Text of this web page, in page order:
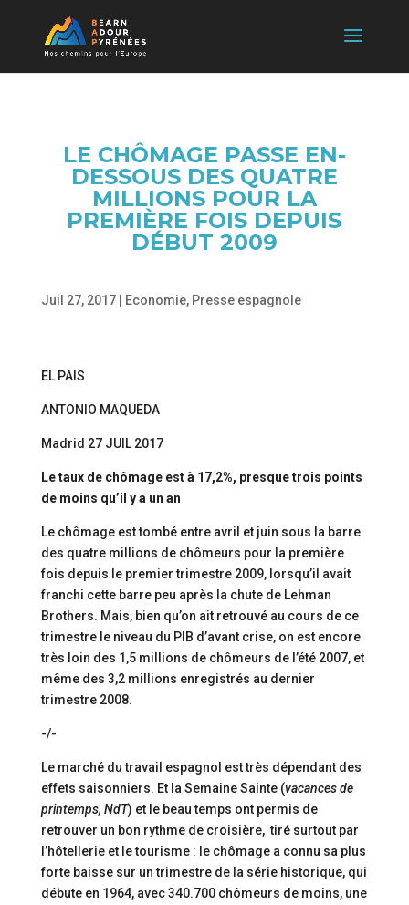
LE CHÔMAGE PASSE EN-
DESSOUS DES QUATRE
MILLIONS POUR LA
PREMIÈRE FOIS DEPUIS
DÉBUT 2009
Juil 27, 2017| Economie, Presse espagnole
EL PAIS
ANTONIO MAQUEDA
Madrid 27 JUIL 2017
Le taux de chômage est à 17,2%, presque trois points
de moins qu’il y a un an
Le chômage est tombé entre avril et juin sous la barre
des quatre millions de chômeurs pour la première
fois depuis le premier trimestre 2009, lorsqu’il avait
franchi cette barre peu après la chute de Lehman
Brothers. Mais, bien qu’on ait retrouvé au cours de ce
trimestre le niveau du PIB d’avant crise, on est encore
très loin des 1,5 millions de chômeurs de l’été 2007, et
même des 3,2 millions enregistrés au dernier
trimestre 2008.
-/-
Le marché du travail espagnol est très dépendant des
effets saisonniers. Et la Semaine Sainte (vacances de
printemps, NdT) et le beau temps ont permis de
retrouver un bon rythme de croisière, tiré surtout par
l’hôtellerie et le tourisme : le chômage a connu sa plus
forte baisse sur un trimestre de la série historique, qui
débute en 1964, avec 340.700 chômeurs de moins, une